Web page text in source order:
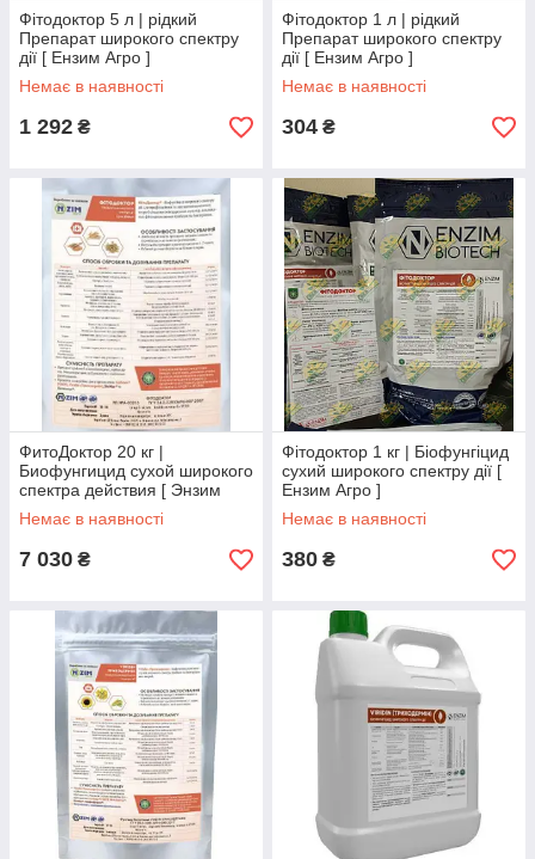
Фітодоктор 5 л | рідкий
Препарат широкого спектру
дії [ Ензим Агро ]
Немає в наявності
1 292 ₴
Фітодоктор 1 л | рідкий
Препарат широкого спектру
дії [ Ензим Агро ]
Немає в наявності
304 ₴
ФитоДоктор 20 кг |
Биофунгицид сухой широкого
спектра действия [ Энзим
Агро ]
Немає в наявності
7 030 ₴
Фітодоктор 1 кг | Біофунгіцид
сухий широкого спектру дії [
Ензим Агро ]
Немає в наявності
380 ₴